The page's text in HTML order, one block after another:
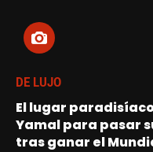
DE LUJO
El lugar
Yamal para pasar
tras ganar el